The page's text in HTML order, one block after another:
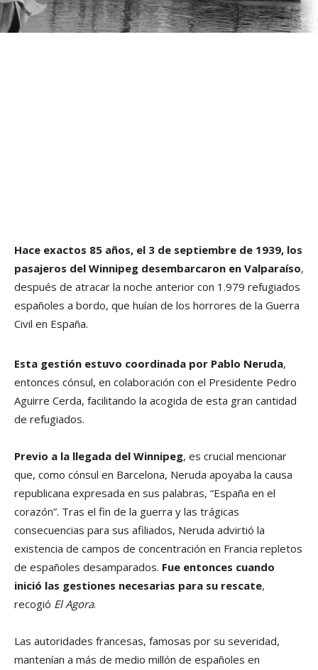
Hace exactos 85 años, el 3 de septiembre de 1939, los
pasajeros del Winnipeg desembarcaron en Valparaíso,
después de atracar la noche anterior con 1.979 refugiados
españoles a bordo, que huían de los horrores de la Guerra
Civil en España.
Esta gestión estuvo coordinada por Pablo Neruda,
entonces cónsul, en colaboración con el Presidente Pedro
Aguirre Cerda, facilitando la acogida de esta gran cantidad
de refugiados.
Previo a la llegada del Winnipeg, es crucial mencionar
que, como cónsul en Barcelona, Neruda apoyaba la causa
republicana expresada en sus palabras, “España en el
corazón”. Tras el fin de la guerra y las trágicas
consecuencias para sus afiliados, Neruda advirtió la
existencia de campos de concentración en Francia repletos
de españoles desamparados. Fue entonces cuando
inició las gestiones necesarias para su rescate,
recogió El Agora.
Las autoridades francesas, famosas por su severidad,
mantenían a más de medio millón de españoles en